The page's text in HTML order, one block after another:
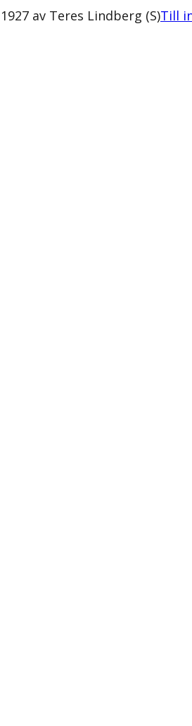
av Teres Lindberg (S)Till